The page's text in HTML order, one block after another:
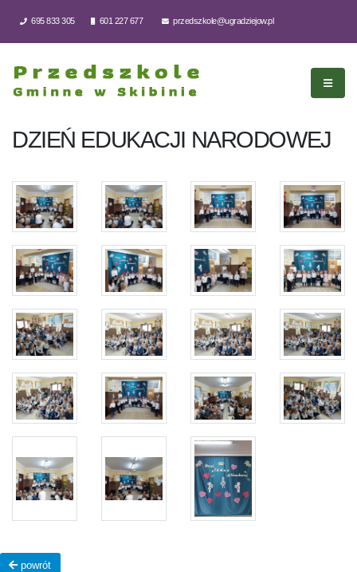
695 833 305 601 227 677 przedszkole@ugradziejow.pl
DZIEŃ EDUKACJI NARODOWEJ
powrót